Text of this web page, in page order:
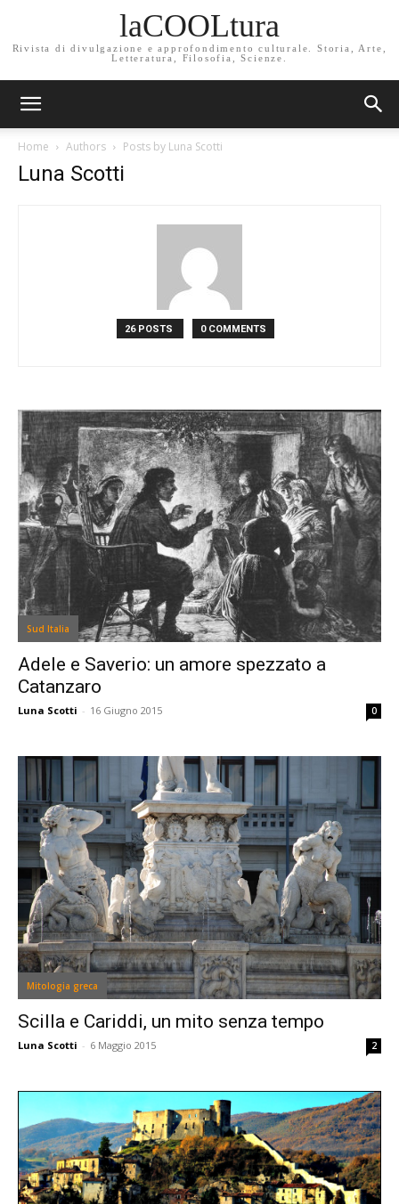
laCOOLtura
Rivista di divulgazione e approfondimento culturale. Storia, Arte,
Letteratura, Filosofia, Scienze.
Home Authors Posts by Luna Scotti
Luna Scotti
26 POSTS 0 COMMENTS
Sud Italia
Adele e Saverio: un amore spezzato a
Catanzaro
Luna Scotti - 16 Giugno 2015 0
Mitologia greca
Scilla e Cariddi, un mito senza tempo
Luna Scotti - 6 Maggio 2015 2